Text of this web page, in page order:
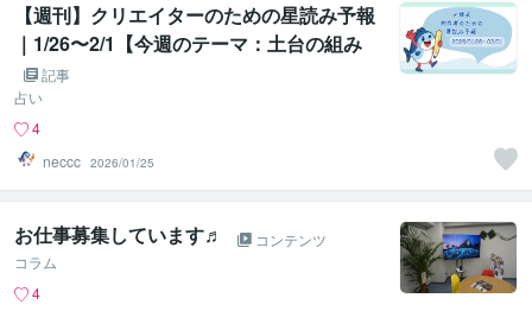
【週刊】クリエイターのための星読み予報
｜1/26〜2/1【今週のテーマ：土台の組み
替え】
記事
占い
4
neccc 2026/01/25
お仕事募集しています♬
コンテンツ
コラム
4